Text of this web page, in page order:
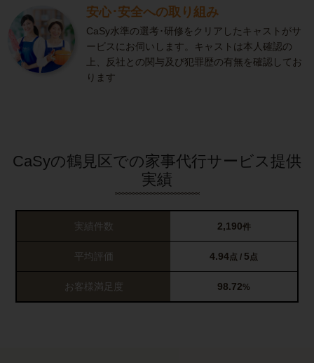
安心･安全への取り組み
CaSy水準の選考･研修をクリアしたキャストがサ
ービスにお伺いします。キャストは本人確認の
上、反社との関与及び犯罪歴の有無を確認してお
ります
CaSyの鶴見区での家事代行サービス提供
実績
実績件数 2,190件
平均評価 4.94点 / 5 点
お客様満足度 98.72%